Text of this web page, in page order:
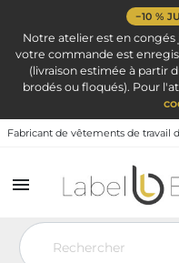
−10 %
Notre atelier est en congés
votre commande est
(livraison estimée à partir
brodés ou floqués). Pour
Fabricant de vêtements de travail

Vêtement de travail
Jetable :